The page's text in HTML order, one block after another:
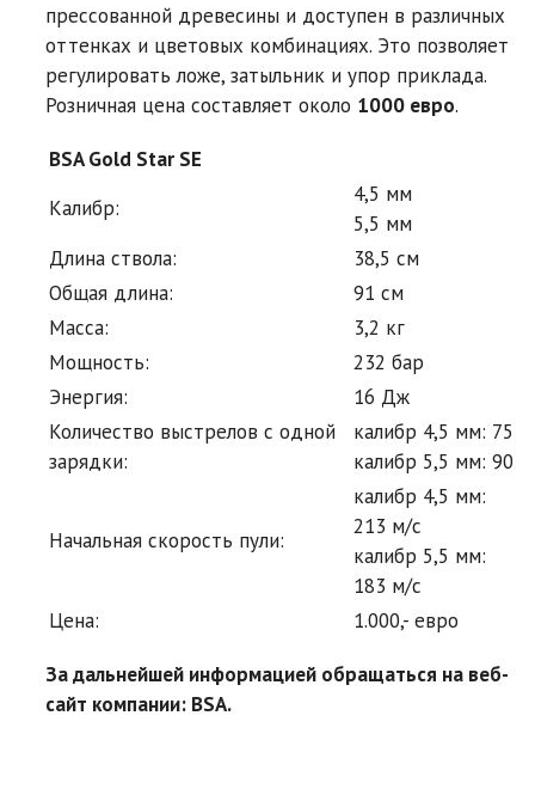
прессованной древесины и доступен в различных
оттенках и цветовых комбинациях. Это позволяет
регулировать ложе, затыльник и упор приклада.
Розничная цена составляет около 1000 евро.
BSA Gold Star SE
Калибр:
4,5 мм
5,5 мм
Длина ствола:
38,5 см
Общая длина:
91 см
Масса:
3,2 кг
Мощность:
232 бар
Энергия:
16 Дж
Количество выстрелов с одной
зарядки:
калибр 4,5 мм: 75
калибр 5,5 мм: 90
Начальная скорость пули:
калибр 4,5 мм:
213 м/с
калибр 5,5 мм:
183 м/с
Цена:
1.000,- евро
За дальнейшей информацией обращаться на веб-
сайт компании: BSA.